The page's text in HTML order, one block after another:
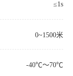
≤1s
0~1500米
-40℃～70℃